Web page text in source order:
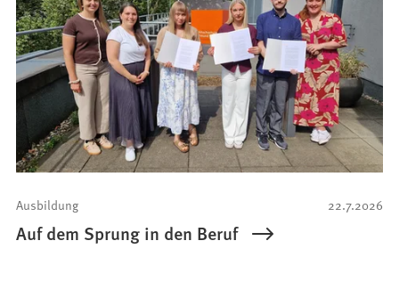
22.7.2026
Ausbildung
Auf dem Sprung in den Beruf